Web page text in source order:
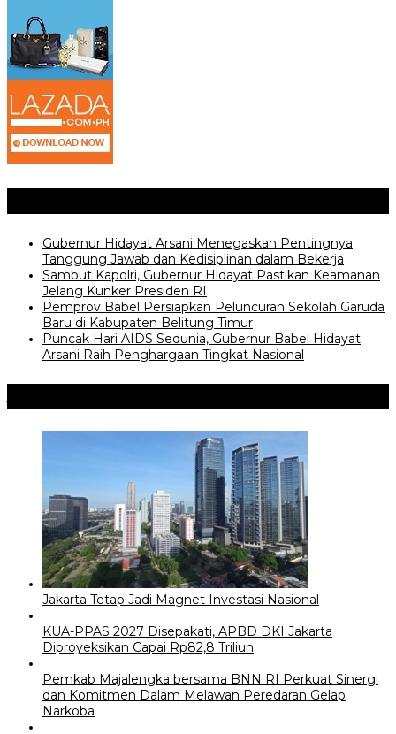
Gubernur Hidayat Arsani Menegaskan Pentingnya
Tanggung Jawab dan Kedisiplinan dalam Bekerja
Sambut Kapolri, Gubernur Hidayat Pastikan Keamanan
Jelang Kunker Presiden RI
Pemprov Babel Persiapkan Peluncuran Sekolah Garuda
Baru di Kabupaten Belitung Timur
Puncak Hari AIDS Sedunia, Gubernur Babel Hidayat
Arsani Raih Penghargaan Tingkat Nasional
Jakarta Tetap Jadi Magnet Investasi Nasional
KUA-PPAS 2027 Disepakati, APBD DKI Jakarta
Diproyeksikan Capai Rp82,8 Triliun
Pemkab Majalengka bersama BNN RI Perkuat Sinergi
dan Komitmen Dalam Melawan Peredaran Gelap
Narkoba